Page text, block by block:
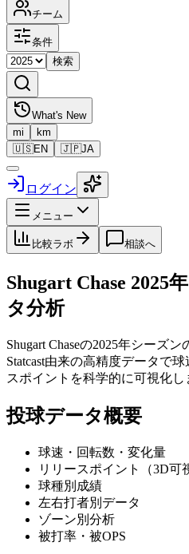
チーム
条件
検索
What's New
mi
km
🇺🇸EN 🇯🇵JA
ログイン
メニュー
比較ラボ 相談へ
Shugart Chase 2025
タ分析
Shugart Chaseの2025年シーズン
Statcast由来の高精度データで
スポイントを科学的に可視化し
投球データ概要
球速・回転数・変化量
リリースポイント（3D可
球種別成績
左右打者別データ
ゾーン別分析
被打率・被OPS